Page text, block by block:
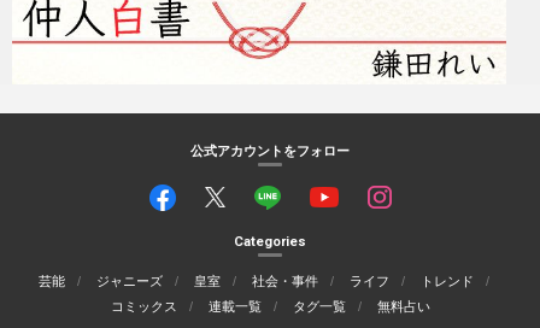
公式アカウントをフォロー
Categories
芸能 ジャニーズ 皇室 社会・事件 ライフ
トレンド
コミックス
連載一覧 タグ一覧 無料占い